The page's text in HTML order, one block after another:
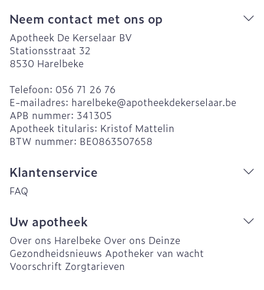
Neem contact met ons op
Apotheek De Kerselaar BV
Stationsstraat 32
8530 Harelbeke
Telefoon: 056 71 26 76
E-mailadres: harelbeke@apotheekdekerselaar.be
APB nummer: 341305
Apotheek titularis: Kristof Mattelin
BTW nummer: BE0863507658
Klantenservice
FAQ
Uw apotheek
Over ons Harelbeke Over ons Deinze
Gezondheidsnieuws Apotheker van wacht
Voorschrift Zorgtarieven